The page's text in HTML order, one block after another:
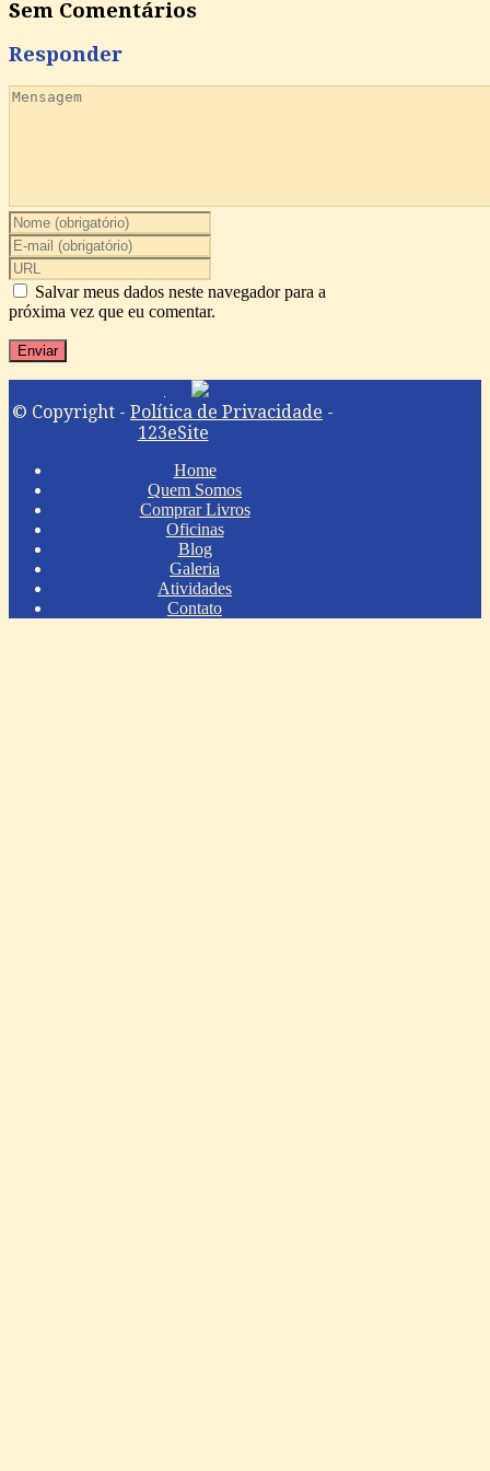
Sem Comentários
Responder
Salvar meus dados neste navegador para a
próxima vez que eu comentar.
© Copyright - Política de Privacidade -
123eSite
Home
Quem Somos
Comprar Livros
Oficinas
Blog
Galeria
Atividades
Contato